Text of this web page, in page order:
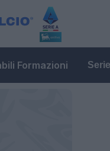
Formazioni